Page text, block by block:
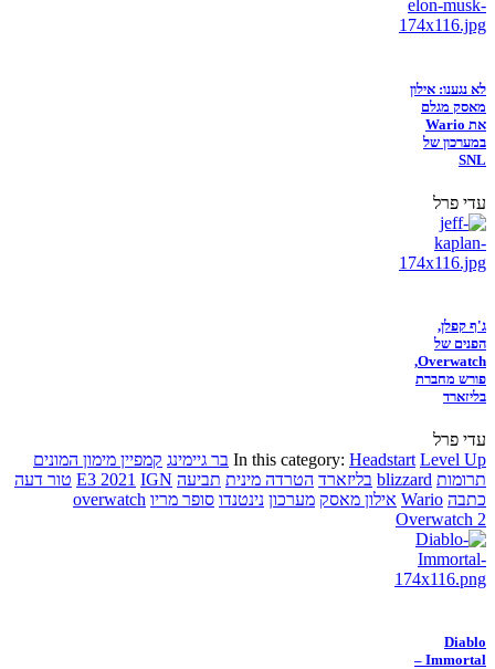
לא נגענו: אילון
מאסק מגלם
את Wario
במערכון של
SNL
עדי פרל
ג'ף קפלן,
הפנים של
Overwatch,
פורש מחברת
בליזארד
עדי פרל
In this category: Headstart Level Up בר גיימינג קמפיין מימון המונים
תרומות blizzard בליזארד הטרדה מינית תביעה E3 2021 IGN
טור דעה
כתבה Wario אילון מאסק מערכון נינטנדו סופר מריו overwatch
Overwatch 2
Diablo
Immortal –